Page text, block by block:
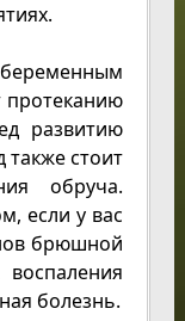
протеканию
развитию
стоит
обруча.
если у вас
брюшной
болезнь.